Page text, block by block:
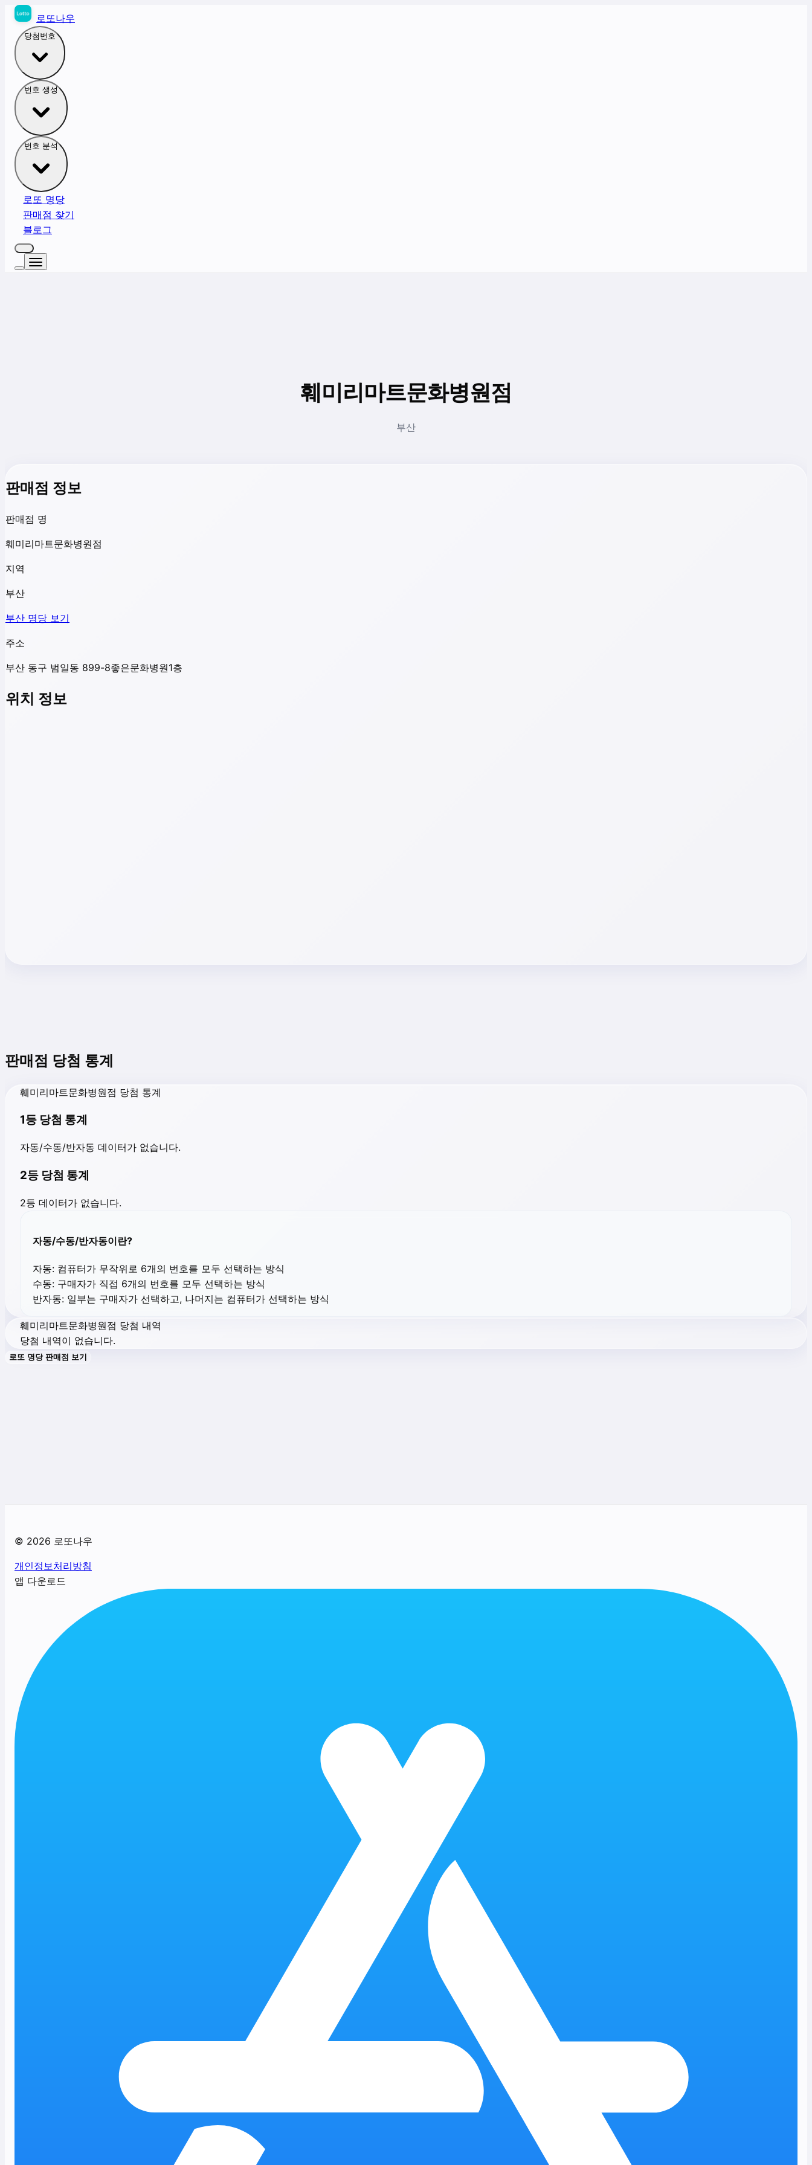
로또나우
당첨번호
번호 생성
번호 분석
로또 명당
판매점 찾기
블로그
훼미리마트문화병원점
부산
판매점 정보
판매점 명
훼미리마트문화병원점
지역
부산
부산 명당 보기
주소
부산 동구 범일동 899-8좋은문화병원1층
위치 정보
판매점 당첨 통계
훼미리마트문화병원점 당첨 통계
1등 당첨 통계
자동/수동/반자동 데이터가 없습니다.
2등 당첨 통계
2등 데이터가 없습니다.
자동/수동/반자동이란?
자동: 컴퓨터가 무작위로 6개의 번호를 모두 선택하는 방식
수동: 구매자가 직접 6개의 번호를 모두 선택하는 방식
반자동: 일부는 구매자가 선택하고, 나머지는 컴퓨터가 선택하는 방식
훼미리마트문화병원점 당첨 내역
당첨 내역이 없습니다.
로또 명당 판매점 보기
© 2026 로또나우
개인정보처리방침
앱 다운로드